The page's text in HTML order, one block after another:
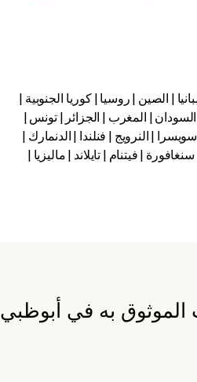
| الصين | روسيا | كوريا الجنوبية |
| السودان | المغرب | الجزائر | تونس |
| النرويج | فنلندا | الدنمارك |
| فيتنام | تايلاند | ماليزيا |
به في أبوظبي